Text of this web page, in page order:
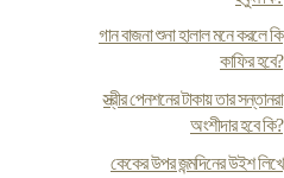
গান বাজনা শুনা হালাল মনে করলে কি
কাফির হবে?
স্ত্রীর পেনশনের টাকায় তার সন্তানরা
অংশীদার হবে কি?
কেকের উপর জন্মদিনের উইশ লিখে